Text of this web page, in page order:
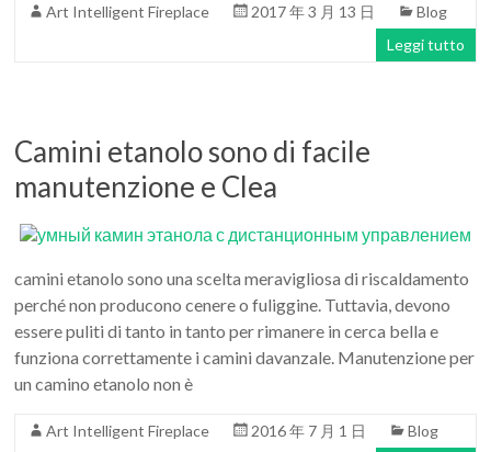
Art Intelligent Fireplace 2017 年 3 月 13 日
Blog
Leggi tutto
Camini etanolo sono di facile
manutenzione e Clea
camini etanolo sono una scelta meravigliosa di riscaldamento
perché non producono cenere o fuliggine. Tuttavia, devono
essere puliti di tanto in tanto per rimanere in cerca bella e
funziona correttamente i camini davanzale. Manutenzione per
un camino etanolo non è
Art Intelligent Fireplace 2016 年 7 月 1 日
Blog